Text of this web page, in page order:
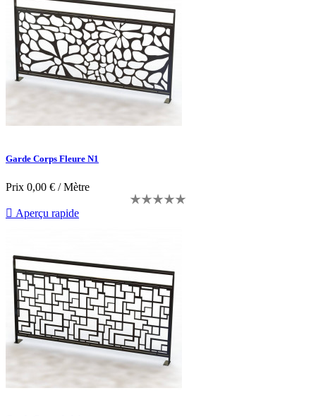
Garde Corps Fleure N1
Prix 0,00 € / Mètre
 Aperçu rapide